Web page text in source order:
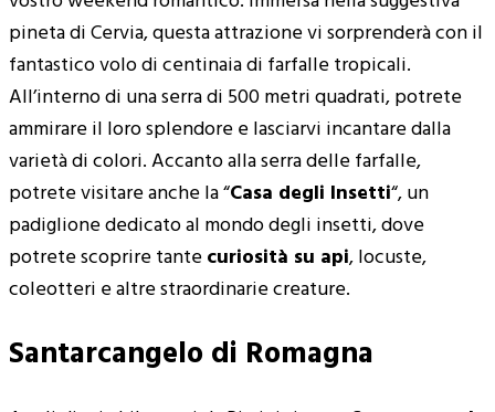
pineta di Cervia, questa attrazione vi sorprenderà con il
fantastico volo di centinaia di farfalle tropicali.
All’interno di una serra di 500 metri quadrati, potrete
ammirare il loro splendore e lasciarvi incantare dalla
varietà di colori. Accanto alla serra delle farfalle,
potrete visitare anche la “Casa degli Insetti“, un
padiglione dedicato al mondo degli insetti, dove
potrete scoprire tantecuriosità su api, locuste,
coleotteri e altre straordinarie creature.
Santarcangelo di Romagna